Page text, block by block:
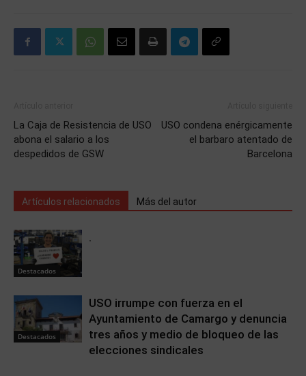
La Caja de Resistencia de USO
abona el salario a los
despedidos de GSW
USO condena enérgicamente
el barbaro atentado de
Barcelona
Artículos relacionados Más del autor
Destacados
.
Destacados
USO irrumpe con fuerza en el
Ayuntamiento de Camargo y denuncia
tres años y medio de bloqueo de las
elecciones sindicales